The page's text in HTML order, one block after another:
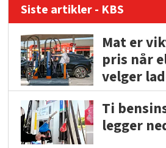
Siste artikler - KBS
Mat er
pris når
velger
Ti
legger